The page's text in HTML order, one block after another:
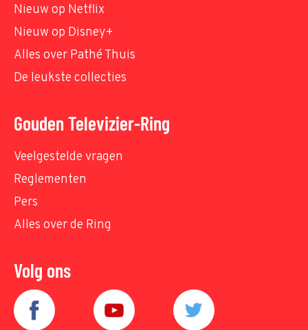
Nieuw op Netflix
Nieuw op Disney+
Alles over Pathé Thuis
De leukste collecties
Gouden Televizier-Ring
Veelgestelde vragen
Reglementen
Pers
Alles over de Ring
Volg ons